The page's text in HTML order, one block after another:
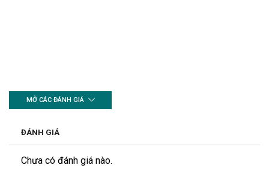
MỞ CÁC ĐÁNH GIÁ
ĐÁNH GIÁ
Chưa có đánh giá nào.